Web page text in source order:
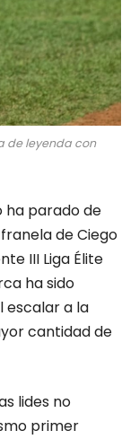
de leyenda con
ha parado de
de Ciego
III Liga Élite
ha sido
escalar a la
cantidad de
lides no
primer